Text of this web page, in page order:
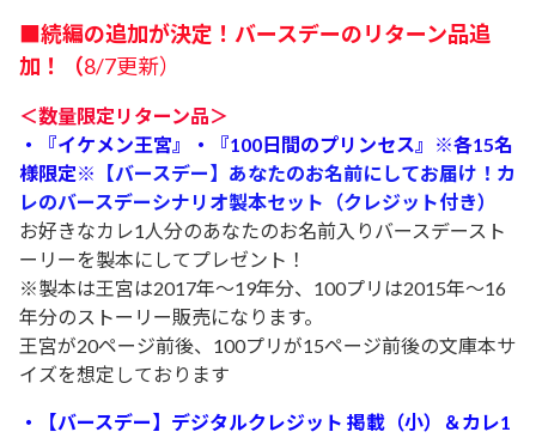
■続編の追加が決定！バースデーのリターン品追
加！（8/7更新）
＜数量限定リターン品＞
・
『イケメン王宮』・『100日間のプリンセス』※各15名
様限定※
【バースデー】あなたのお名前にしてお届け！カ
レのバースデーシナリオ製本セット（クレジット付き）
お好きなカレ1人分のあなたのお名前入りバースデースト
ーリーを製本にしてプレゼント！
※製本は王宮は2017年～19年分、100プリは2015年～16
年分のストーリー販売になります。
王宮が20ページ前後、100プリが15ページ前後の文庫本サ
イズを想定しております
・【バースデー】デジタルクレジット 掲載（小）＆カレ1